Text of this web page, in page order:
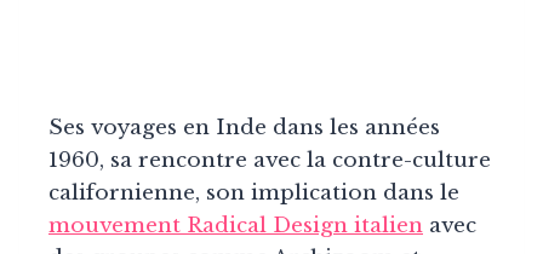
Ses voyages en Inde dans les années
1960, sa rencontre avec la contre-culture
californienne, son implication dans le
mouvement Radical Design italien avec